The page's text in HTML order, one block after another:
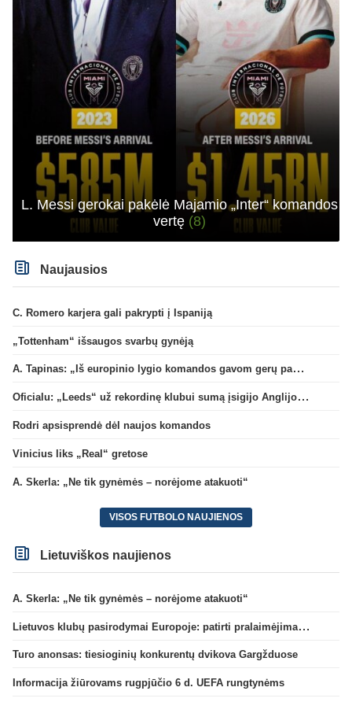
L. Messi gerokai pakėlė Majamio „Inter“ komandos
vertę (8)
Naujausios
C. Romero karjera gali pakrypti į Ispaniją
„Tottenham“ išsaugos svarbų gynėją
A. Tapinas: „Iš europinio lygio komandos gavom gerų pamokų“
Oficialu: „Leeds“ už rekordinę klubui sumą įsigijo Anglijos rinktinės vartininką
Rodri apsisprendė dėl naujos komandos
Vinicius liks „Real“ gretose
A. Skerla: „Ne tik gynėmės – norėjome atakuoti“
VISOS FUTBOLO NAUJIENOS
Lietuviškos naujienos
A. Skerla: „Ne tik gynėmės – norėjome atakuoti“
Lietuvos klubų pasirodymai Europoje: patirti pralaimėjimai Kroatijos atstovams
Turo anonsas: tiesioginių konkurentų dvikova Gargžduose
Informacija žiūrovams rugpjūčio 6 d. UEFA rungtynėms